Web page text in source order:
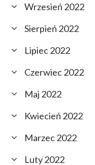
Wrzesień 2022
Sierpień 2022
Lipiec 2022
Czerwiec 2022
Maj 2022
Kwiecień 2022
Marzec 2022
Luty 2022